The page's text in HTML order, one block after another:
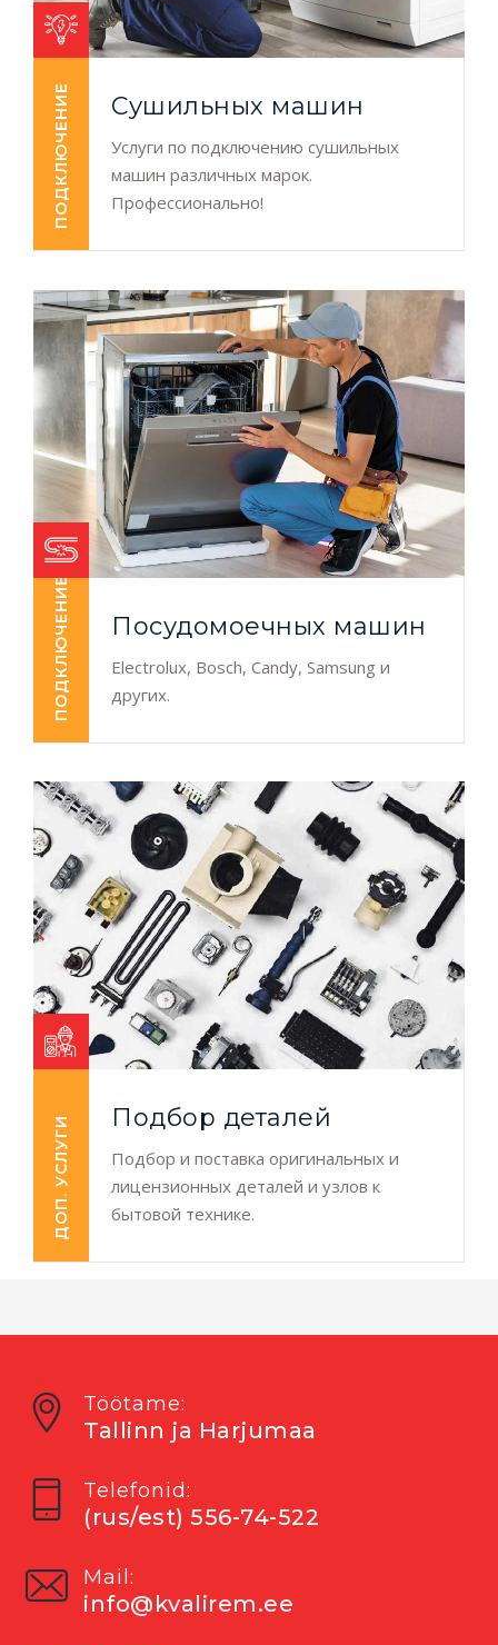
ПОДКЛЮЧЕНИЕ Сушильных машин
Услуги по подключению сушильных
машин различных марок.
Профессионально!
ПОДКЛЮЧЕНИЕ Посудомоечных машин
Electrolux, Bosch, Candy, Samsung и
других.
ДОП. УСЛУГИ Подбор деталей
Подбор и поставка оригинальных и
лицензионных деталей и узлов к
бытовой технике.
Töötame:
Tallinn ja Harjumaa
Telefonid:
(rus/est) 556-74-522
Mail:
info@kvalirem.ee